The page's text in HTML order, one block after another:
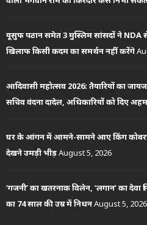
यूसुफ पठान समेत 3 मुस्लिम सांसदों ने NDA
खिलाफ किसी कदम का समर्थन नहीं करेंगे
आदिवासी महोत्सव 2026: तैयारियों का
सचिव वंदना दादेल, अधिकारियों को दिए अहम
घर के आंगन में आमने-सामने आए किंग
देखने उमड़ी भीड़August 5, 2026
‘गजनी’ का खतरनाक विलेन, ‘लगान’ का देवा
का 74 साल की उम्र में निधनAugust 5, 2026